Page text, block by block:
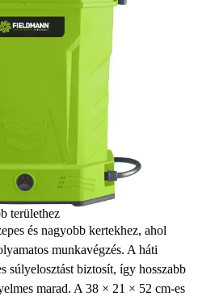
területhez
és nagyobb kertekhez, ahol
munkavégzés. A háti
súlyelosztást biztosít, így hosszabb
marad. A 38 × 21 × 52 cm-es